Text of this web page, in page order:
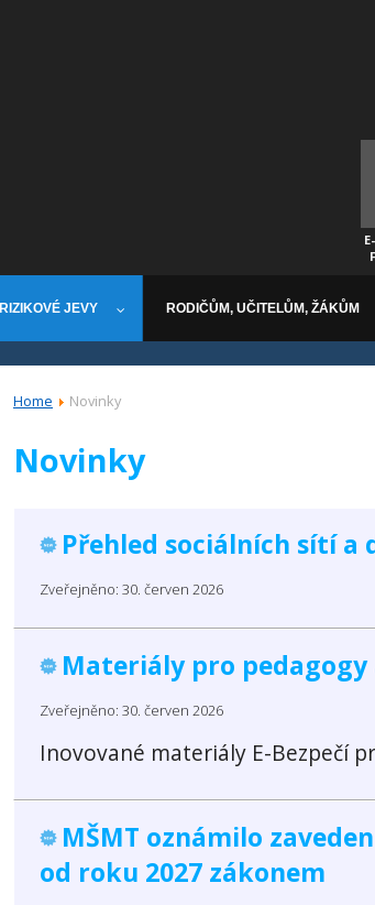
RIZIKOVÉ JEVY RODIČŮM, UČITELŮM, ŽÁKŮM
Home Novinky
Novinky
Přehled sociálních sítí a
Zveřejněno: 30. červen 2026
Materiály pro pedagogy
Zveřejněno: 30. červen 2026
Inovované materiály E-Bezpečí
MŠMT oznámilo
od roku 2027 zákonem